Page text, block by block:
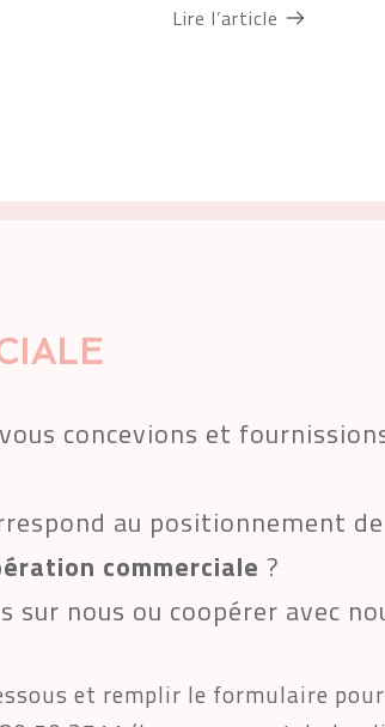
Lire l’article
concevions et
au positionnement
commerciale ?
nous ou coopérer avec